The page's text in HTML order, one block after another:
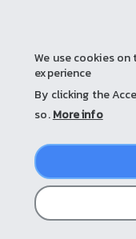
© 2026
We use cookies
experience
By clicking the
so. More info